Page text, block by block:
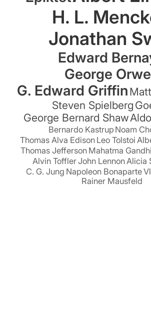
H. L.
Jonathan
Edward
George
G. Edward Griffin
Steven Spielberg
George Bernard Shaw
Bernardo Kastrup Noam
Thomas Alva Edison Leo Tolstoi
Thomas Jefferson Mahatma Gandhi
Alvin TofflerJohn LennonAlicia
C. G. Jung Napoleon Bonaparte
Rainer Mausfeld